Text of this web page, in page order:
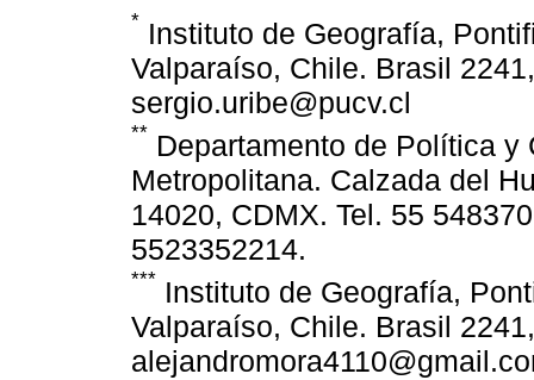
* Instituto de Geografía,
Valparaíso, Chile. Brasil
sergio.uribe@pucv.cl
** Departamento de Política y
Metropolitana. Calzada del
14020, CDMX. Tel. 55
5523352214.
*** Instituto de Geografía,
Valparaíso, Chile. Brasil